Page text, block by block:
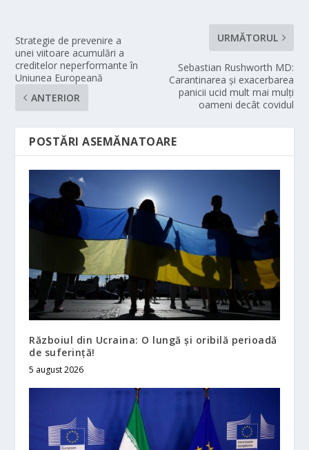
Strategie de prevenire a
unei viitoare acumulări a
creditelor neperformante în
Uniunea Europeană
ANTERIOR
URMĂTORUL
Sebastian Rushworth MD:
Carantinarea și exacerbarea
panicii ucid mult mai mulți
oameni decât covidul
POSTĂRI ASEMĂNATOARE
Războiul din Ucraina: O lungă şi oribilă perioadă
de suferinţă!
5 august 2026